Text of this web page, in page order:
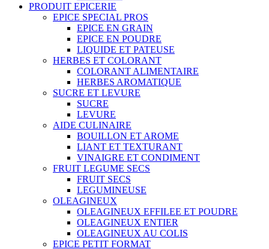
PRODUIT EPICERIE
EPICE SPECIAL PROS
EPICE EN GRAIN
EPICE EN POUDRE
LIQUIDE ET PATEUSE
HERBES ET COLORANT
COLORANT ALIMENTAIRE
HERBES AROMATIQUE
SUCRE ET LEVURE
SUCRE
LEVURE
AIDE CULINAIRE
BOUILLON ET AROME
LIANT ET TEXTURANT
VINAIGRE ET CONDIMENT
FRUIT LEGUME SECS
FRUIT SECS
LEGUMINEUSE
OLEAGINEUX
OLEAGINEUX EFFILEE ET POUDRE
OLEAGINEUX ENTIER
OLEAGINEUX AU COLIS
EPICE PETIT FORMAT